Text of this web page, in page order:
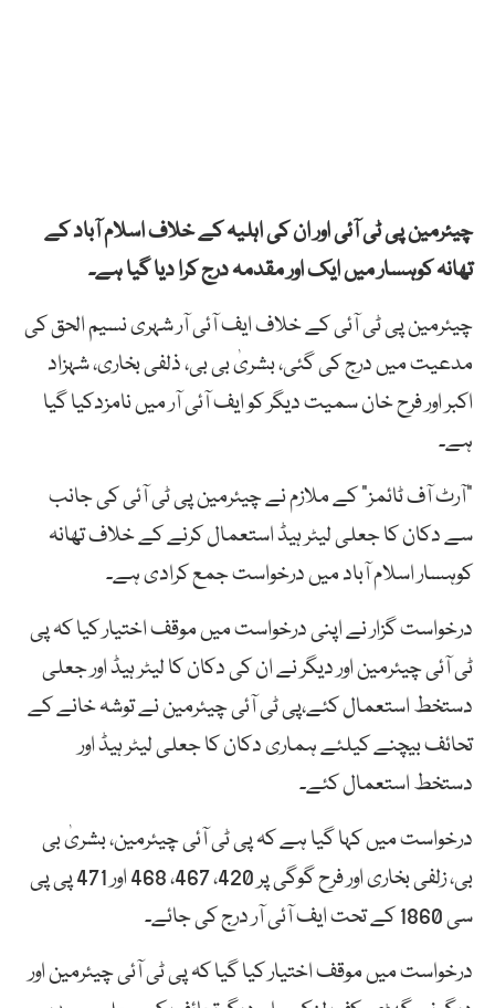
چیئرمین پی ٹی آئی اور ان کی اہلیہ کے خلاف اسلام آباد کے
تھانہ کوہسار میں ایک اور مقدمہ درج کرا دیا گیا ہے۔
چیئرمین پی ٹی آئی کے خلاف ایف آئی آر شہری نسیم الحق کی
مدعیت میں درج کی گئی، بشریٰ بی بی، ذلفی بخاری، شہزاد
اکبر اور فرح خان سمیت دیگر کو ایف آئی آر میں نامزدکیا گیا
ہے۔
”آرٹ آف ٹائمز“ کے ملازم نے چیئرمین پی ٹی آئی کی جانب
سے دکان کا جعلی لیٹر ہیڈ استعمال کرنے کے خلاف تھانہ
کوہسار اسلام آباد میں درخواست جمع کرادی ہے۔
درخواست گزار نے اپنی درخواست میں موقف اختیار کیا کہ پی
ٹی آئی چیئرمین اور دیگر نے ان کی دکان کا لیٹر ہیڈ اور جعلی
دستخط استعمال کئے،پی ٹی آئی چیئرمین نے توشہ خانے کے
تحائف بیچنے کیلئے ہماری دکان کا جعلی لیٹر ہیڈ اور
دستخط استعمال کئے۔
درخواست میں کہا گیا ہے کہ پی ٹی آئی چیئرمین، بشریٰ بی
بی، زلفی بخاری اور فرح گوگی پر 420، 467، 468 اور 471 پی پی
سی 1860 کے تحت ایف آئی آر درج کی جائے۔
درخواست میں موقف اختیار کیا گیا کہ پی ٹی آئی چیئرمین اور